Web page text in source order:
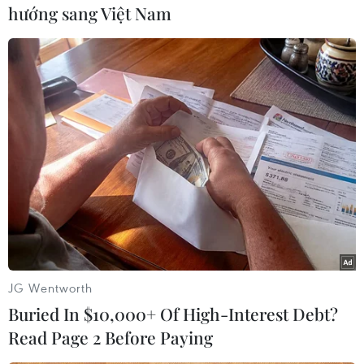
hưởng đến vấn đề an ninh quốc phòng. Hiện
nay, không có dự án nào được cấp phép đầu tư
ở khu vực này./.
(TTXVN/Vietnam+)
hướng sang Việt Nam
JG Wentworth
Buried In $10,000+ Of High-Interest Debt?
Read Page 2 Before Paying